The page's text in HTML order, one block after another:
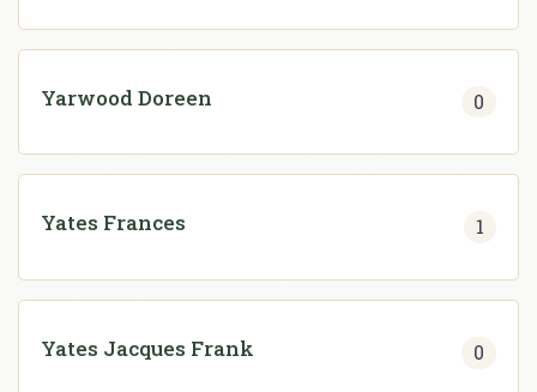
Yarwood Doreen 0
Yates Frances 1
Yates Jacques Frank 0